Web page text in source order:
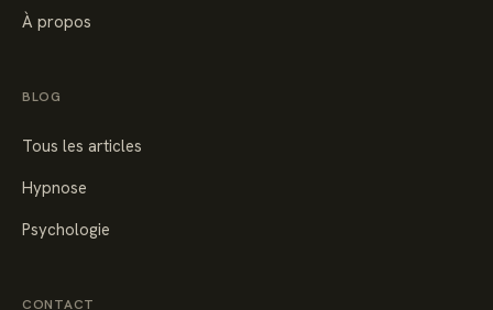
À propos
BLOG
Tous les articles
Hypnose
Psychologie
CONTACT